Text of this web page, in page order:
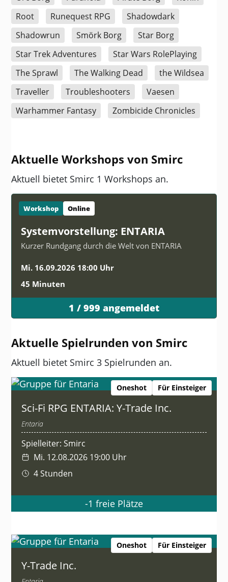
Root
Runequest RPG
Shadowdark
Shadowrun
Smörk Borg
Star Borg
Star Trek Adventures
Star Wars RolePlaying
The Sprawl
The Walking Dead
the Wildsea
Traveller
Troubleshooters
Vaesen
Warhammer Fantasy
Zombicide Chronicles
Aktuelle Workshops von Smirc
Aktuell bietet Smirc 1 Workshops an.
Workshop Online
Systemvorstellung: ENTARIA
Kurzer Rundgang durch die Welt von ENTARIA
Mi. 16.09.2026 18:00 Uhr
45 Minuten
1 / 999 angemeldet
Aktuelle Spielrunden von Smirc
Aktuell bietet Smirc 3 Spielrunden an.
Oneshot Für Einsteiger
Sci-Fi RPG ENTARIA: Y-Trade Inc.
Entaria
Spielleiter: Smirc
Mi. 12.08.2026 19:00 Uhr
4 Stunden
-1 freie Plätze
Oneshot Für Einsteiger
Y-Trade Inc.